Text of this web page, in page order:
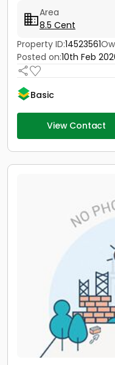
Area
8.5 Cent
Property ID:14523561
Posted on:10th Feb
Basic
View Contact